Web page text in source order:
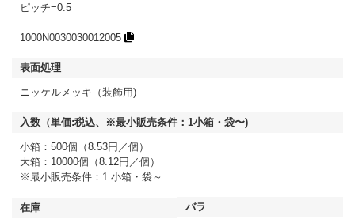
ピッチ=0.5
1000N0030030012005
ニッケルメッキ（装飾用)
小箱：500個（8.53円／個）
大箱：10000個（8.12円／個）
※最小販売条件：1 小箱・袋～